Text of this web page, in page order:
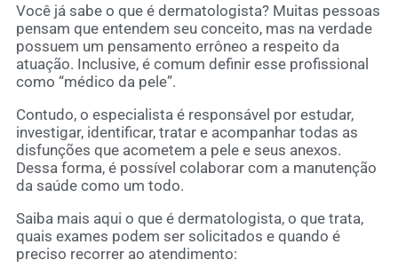
Você já sabe o que é dermatologista? Muitas pessoas
pensam que entendem seu conceito, mas na verdade
possuem um pensamento errôneo a respeito da
atuação. Inclusive, é comum definir esse profissional
como “médico da pele”.
Contudo, o especialista é responsável por estudar,
investigar, identificar, tratar e acompanhar todas as
disfunções que acometem a pele e seus anexos.
Dessa forma, é possível colaborar com a manutenção
da saúde como um todo.
Saiba mais aqui o que é dermatologista, o que trata,
quais exames podem ser solicitados e quando é
preciso recorrer ao atendimento: